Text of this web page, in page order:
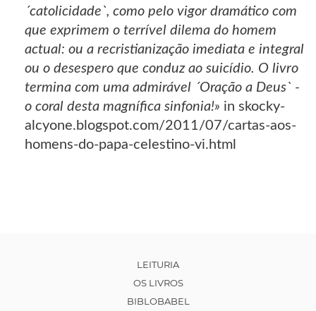
´catolicidade`, como pelo vigor dramático com
que exprimem o terrível dilema do homem
actual: ou a recristianização imediata e integral
ou o desespero que conduz ao suicídio. O livro
termina com uma admirável ´Oração a Deus` -
o coral desta magnífica sinfonia!» in skocky-
alcyone.blogspot.com/2011/07/cartas-aos-
homens-do-papa-celestino-vi.html
LEITURIA
OS LIVROS
BIBLOBABEL